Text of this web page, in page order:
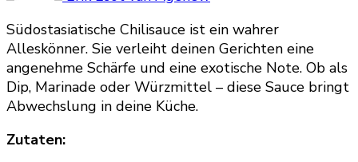
Südostasiatische Chilisauce ist ein wahrer
Alleskönner. Sie verleiht deinen Gerichten eine
angenehme Schärfe und eine exotische Note. Ob als
Dip, Marinade oder Würzmittel – diese Sauce bringt
Abwechslung in deine Küche.
Zutaten: